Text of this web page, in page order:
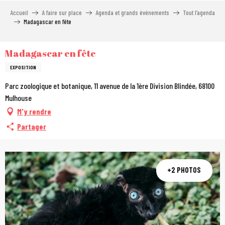
Accueil A faire sur place Agenda et grands événements
Tout l’agenda
Madagascar en fête
Madagascar en fête
EXPOSITION
Parc zoologique et botanique, 11 avenue de la 1ère Division Blindée, 68100
Mulhouse
M'y rendre
Partager
+2 PHOTOS